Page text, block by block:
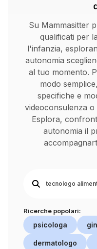
Su Mammasitter
qualificati per
l'infanzia,
autonomia
al tuo momento.
modo
specifiche e
videoconsulenza
Esplora,
autonomia il
Ricerche popolari:
psicologa
dermatologo